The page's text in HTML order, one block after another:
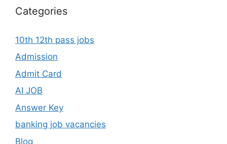
Categories
10th 12th pass jobs
Admission
Admit Card
AI JOB
Answer Key
banking job vacancies
Blog